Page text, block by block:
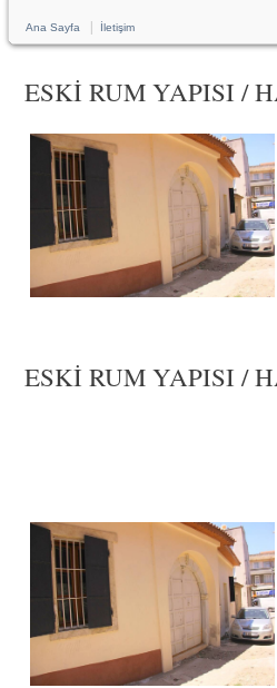
Ana Sayfa İletişim
ESKİ RUM YAPISI /
ESKİ RUM YAPISI /